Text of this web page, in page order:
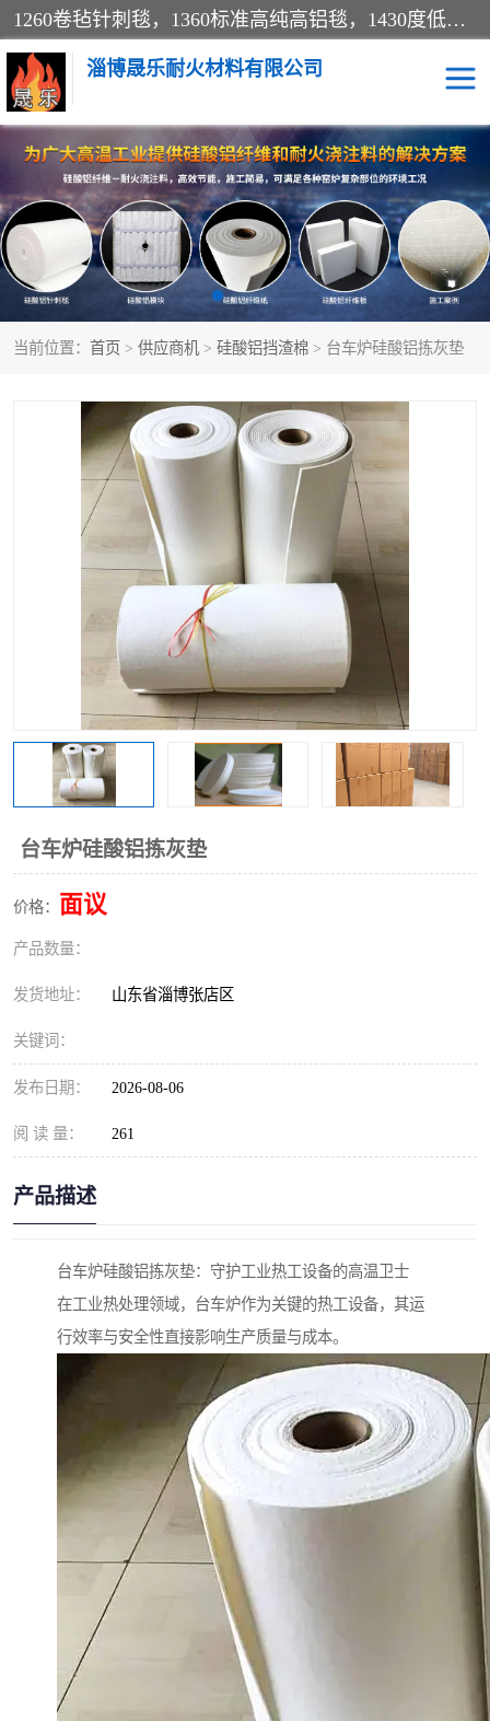
1260卷毡针刺毯，1360标准高纯高铝毯，1430度低锆锆铝含锆毯，普通挡渣棉卷毡，防火纸、挡火板、隔热垫片模块、棉块、折叠块、散棉高温固化剂价格规格密度多少钱图片视频立方平米参数指标
淄博晟乐耐火材料有限公司
当前位置： 首页 > 供应商机 > 硅酸铝挡渣棉 > 台车炉硅酸铝拣灰垫
台车炉硅酸铝拣灰垫
价格： 面议
产品数量：
发货地址： 山东省淄博张店区
关键词：
发布日期： 2026-08-06
阅 读 量： 261
产品描述
台车炉硅酸铝拣灰垫：守护工业热工设备的高温卫士
在工业热处理领域，台车炉作为关键的热工设备，其运
行效率与安全性直接影响生产质量与成本。
硅酸铝挡渣棉 硅酸铝纤维纸
硅酸铝挡火板 高铝毯
含锆毯 硅酸铝折叠块
硅酸铝散棉 硅酸铝纤维毯
硅酸铝垫片 陶瓷纤维纸
硅酸铝纤维毡 硅酸铝模块
硅酸铝保温棉 硅酸铝板